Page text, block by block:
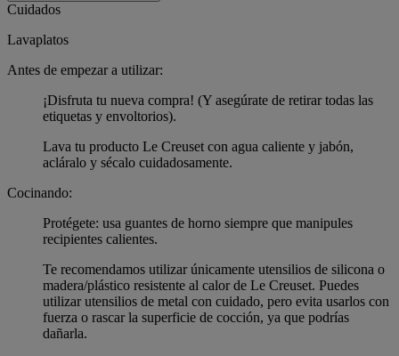
Cuidados
Lavaplatos
Antes de empezar a utilizar:
¡Disfruta tu nueva compra! (Y asegúrate de retirar todas las
etiquetas y envoltorios).
Lava tu producto Le Creuset con agua caliente y jabón,
acláralo y sécalo cuidadosamente.
Cocinando:
Protégete: usa guantes de horno siempre que manipules
recipientes calientes.
Te recomendamos utilizar únicamente utensilios de silicona o
madera/plástico resistente al calor de Le Creuset. Puedes
utilizar utensilios de metal con cuidado, pero evita usarlos con
fuerza o rascar la superficie de cocción, ya que podrías
dañarla.